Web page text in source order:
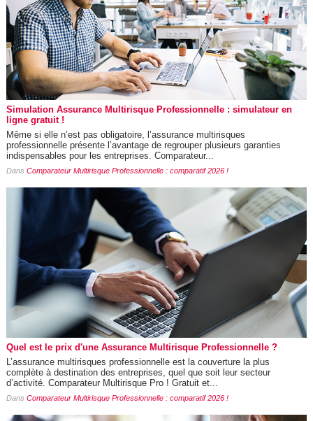
Simulation Assurance Multirisque Professionnelle : simulateur en
ligne gratuit !
Même si elle n’est pas obligatoire, l’assurance multirisques
professionnelle présente l’avantage de regrouper plusieurs garanties
indispensables pour les entreprises. Comparateur...
Dans Comparateur Multirisque Professionnelle : comparatif 2026 !
Quel est le prix d'une Assurance Multirisque Professionnelle ?
L’assurance multirisques professionnelle est la couverture la plus
complète à destination des entreprises, quel que soit leur secteur
d’activité. Comparateur Multirisque Pro ! Gratuit et...
Dans Comparateur Multirisque Professionnelle : comparatif 2026 !